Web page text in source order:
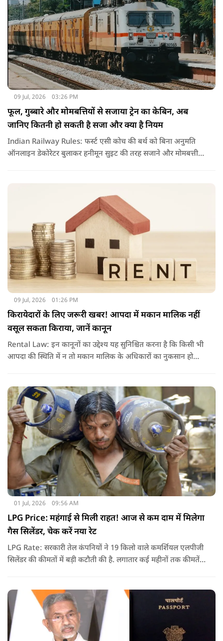
09 Jul, 2026 03:26 PM
फूल, गुब्बारे और मोमबत्तियों से सजाया ट्रेन का केबिन, अब
जानिए कितनी हो सकती है सजा और क्या है नियम
Indian Railway Rules: फर्स्ट एसी कोच की बर्थ को बिना अनुमति
ऑनलाइन डेकोरेटर बुलाकर हनीमून सुइट की तरह सजाने और मोमबत्ती
09 Jul, 2026 01:26 PM
किरायेदारों के लिए जरूरी खबर! आपदा में मकान मालिक नहीं
वसूल सकता किराया, जानें कानून
Rental Law: इन कानूनों का उद्देश्य यह सुनिश्चित करना है कि किसी भी
आपदा की स्थिति में न तो मकान मालिक के अधिकारों का नुकसान हो
01 Jul, 2026 09:56 AM
LPG Price: महंगाई से मिली राहत! आज से कम दाम में मिलेगा
गैस सिलेंडर, चेक करें नया रेट
LPG Rate: सरकारी तेल कंपनियों ने 19 किलो वाले कमर्शियल एलपीजी
सिलेंडर की कीमतों में बड़ी कटौती की है. लगातार कई महीनों तक कीमतें